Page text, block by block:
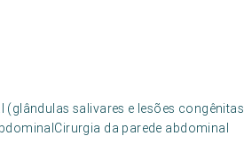
salivares e lesões congênitas
da parede abdominal